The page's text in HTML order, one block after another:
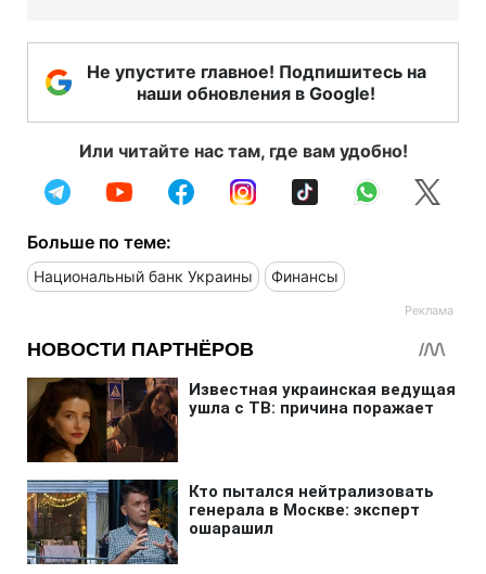
Не упустите главное! Подпишитесь на
наши обновления в Google!
Или читайте нас там, где вам удобно!
Больше по теме:
Национальный банк Украины Финансы